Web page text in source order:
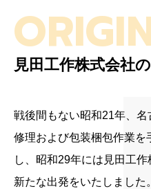
見田工作株式会社
戦後間もない昭和21年、
修理および包装梱包作業を
し、昭和29年には見田工
新たな出発をいたしました。